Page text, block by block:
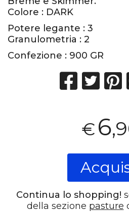
Colore : DARK
Potere legante : 3
Granulometria : 2
Confezione : 900 GR
€6
Continua lo shopping!
della sezione pasture